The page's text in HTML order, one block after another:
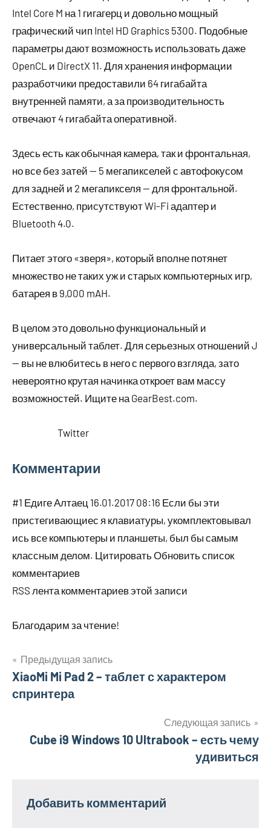
Intel Core M на 1 гигагерц и довольно мощный
графический чип Intel HD Graphics 5300. Подобные
параметры дают возможность использовать даже
OpenCL и DirectX 11. Для хранения информации
разработчики предоставили 64 гигабайта
внутренней памяти, а за производительность
отвечают 4 гигабайта оперативной.
Здесь есть как обычная камера, так и фронтальная,
но все без затей — 5 мегапикселей с автофокусом
для задней и 2 мегапикселя — для фронтальной.
Естественно, присутствуют Wi-Fi адаптер и
Bluetooth 4.0.
Питает этого «зверя», который вполне потянет
множество не таких уж и старых компьютерных игр,
батарея в 9,000 mAH.
В целом это довольно функциональный и
универсальный таблет. Для серьезных отношений J
— вы не влюбитесь в него с первого взгляда, зато
невероятно крутая начинка откроет вам массу
возможностей. Ищите на GearBest.com.
Twitter
Комментарии
#1 Едиге Алтаец 16.01.2017 08:16 Если бы эти
пристегивающиес я клавиатуры, укомплектовывал
ись все компьютеры и планшеты, был бы самым
классным делом. Цитировать Обновить список
комментариев
RSS лента комментариев этой записи
Благодарим за чтение!
Навигация
по
Предыдущая запись
XiaoMi Mi Pad 2 – таблет с характером
спринтера
Следующая запись
Cube i9 Windows 10 Ultrabook – есть чему
удивиться
Добавить комментарий